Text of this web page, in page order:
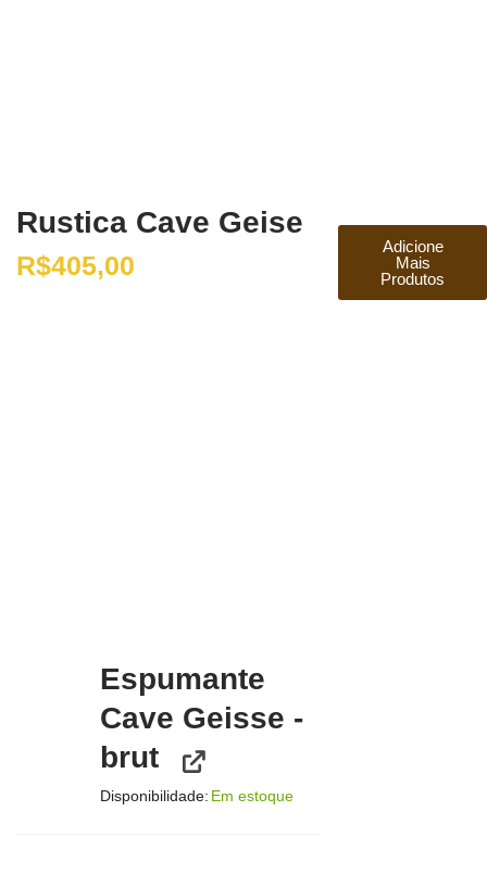
Rustica Cave Geise
R$405,00
Espumante
Cave Geisse -
brut
Disponibilidade: Em estoque
Adicione
Mais
Produtos